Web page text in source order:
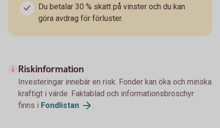
Du betalar 30 % skatt på vinster och du kan
göra avdrag för förluster.
Riskinformation
Investeringar innebär en risk. Fonder kan öka och minska
kraftigt i värde. Faktablad och informationsbroschyr
finns i Fondlistan .